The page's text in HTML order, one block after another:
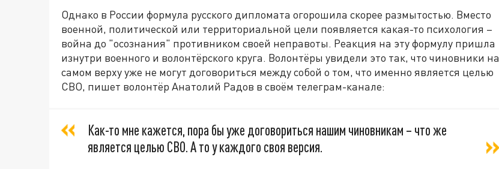
Однако в России формула русского дипломата огорошила скорее размытостью. Вместо
военной, политической или территориальной цели появляется какая-то психология –
война до "осознания" противником своей неправоты. Реакция на эту формулу пришла
изнутри военного и волонтёрского круга. Волонтёры увидели это так, что чиновники на
самом верху уже не могут договориться между собой о том, что именно является целью
СВО, пишет волонтёр Анатолий Радов в своём телеграм-канале:
Как-то мне кажется, пора бы уже договориться нашим чиновникам – что же
является целью СВО. А то у каждого своя версия.